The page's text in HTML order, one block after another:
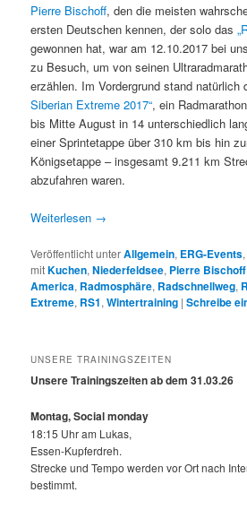
Pierre Bischoff, den die meisten
ersten Deutschen kennen, der solo das
gewonnen hat, war am 12.10.2017 bei
zu Besuch, um von seinen
erzählen. Im Vordergrund stand natürlich
Siberian Extreme 2017“, ein
bis Mitte August in 14 unterschiedlich
einer Sprintetappe über 310 km bis hin
Königsetappe – insgesamt 9.211 km
abzufahren waren.
Weiterlesen →
Veröffentlicht unterAllgemein, ERG-Events
mitKuchen,Niederfeldsee, Pierre Bischoff
America, Radmosphäre, Radschnellweg,
Extreme, RS1,Wintertraining |Schreibe
UNSERE TRAININGSZEITEN
Unsere Trainingszeiten ab dem 31.03.26
Montag, Social monday
18:15 Uhr am Lukas,
Essen-Kupferdreh.
Strecke und Tempo werden vor Ort nach
bestimmt.